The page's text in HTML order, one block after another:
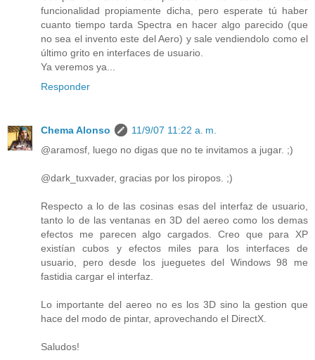
funcionalidad propiamente dicha, pero esperate tú haber
cuanto tiempo tarda Spectra en hacer algo parecido (que
no sea el invento este del Aero) y sale vendiendolo como el
último grito en interfaces de usuario.
Ya veremos ya...
Responder
Chema Alonso
11/9/07 11:22 a. m.
@aramosf, luego no digas que no te invitamos a jugar. ;)
@dark_tuxvader, gracias por los piropos. ;)
Respecto a lo de las cosinas esas del interfaz de usuario,
tanto lo de las ventanas en 3D del aereo como los demas
efectos me parecen algo cargados. Creo que para XP
existían cubos y efectos miles para los interfaces de
usuario, pero desde los jueguetes del Windows 98 me
fastidia cargar el interfaz.
Lo importante del aereo no es los 3D sino la gestion que
hace del modo de pintar, aprovechando el DirectX.
Saludos!